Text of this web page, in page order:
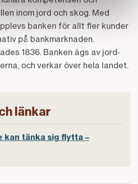
inom jord och skog. Med
banken för allt fler kunder
på bankmarknaden.
1836. Banken ägs av jord-
och verkar över hela landet.
länkar
kan tänka sig flytta –